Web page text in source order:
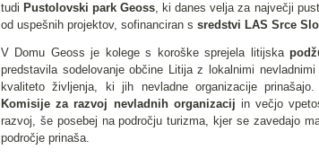
tudi Pustolovski park Geoss, ki danes velja za največji
od uspešnih projektov, sofinanciran s sredstvi LAS Srce
V Domu Geoss je kolege s koroške sprejela litijska
predstavila sodelovanje občine Litija z lokalnimi
kvaliteto življenja, ki jih nevladne organizacije
Komisije za razvoj nevladnih organizacij in večjo
razvoj, še posebej na področju turizma, kjer se zavedajo
področje prinaša.